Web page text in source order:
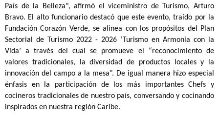
País de la Belleza", afirmó el viceministro de Turismo, Arturo
Bravo. El alto funcionario destacó que este evento, traído por la
Fundación Corazón Verde, se alinea con los propósitos del Plan
Sectorial de Turismo 2022 - 2026 ‘Turismo en Armonía con la
Vida’ a través del cual se promueve el “reconocimiento de
valores tradicionales, la diversidad de productos locales y la
innovación del campo a la mesa”. De igual manera hizo especial
énfasis en la participación de los más importantes Chefs y
cocineros tradicionales de nuestro país, conversando y cocinando
inspirados en nuestra región Caribe.